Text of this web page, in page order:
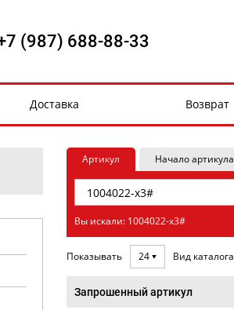
(987) 688-88-33
Доставка Возврат
Артикул Начало артикула
Вы искали: 1004022-x3#
Показывать 24 Вид каталога
Запрошенный артикул